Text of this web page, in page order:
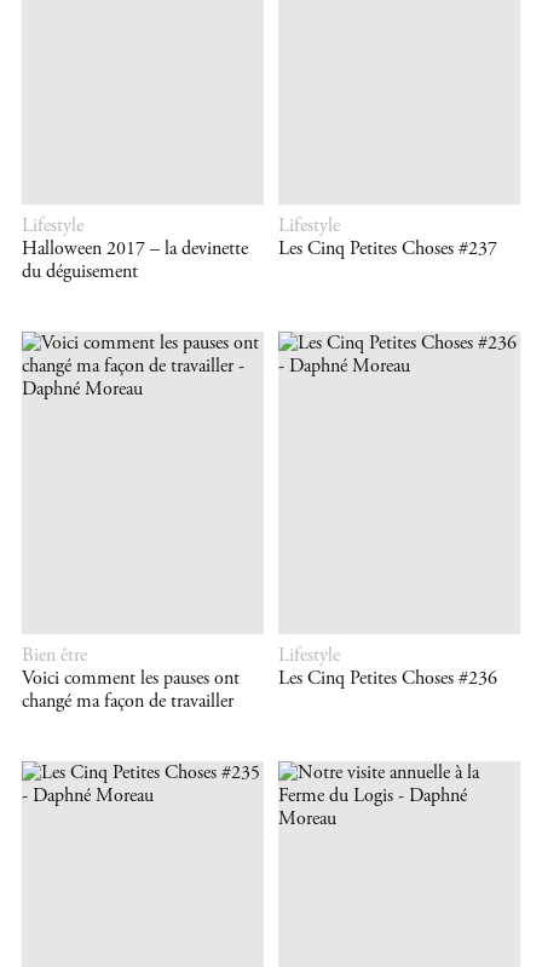
Lifestyle
Halloween 2017 – la devinette
du déguisement
Lifestyle
Les Cinq Petites Choses #237
Bien être
Voici comment les pauses ont
changé ma façon de travailler
Lifestyle
Les Cinq Petites Choses #236